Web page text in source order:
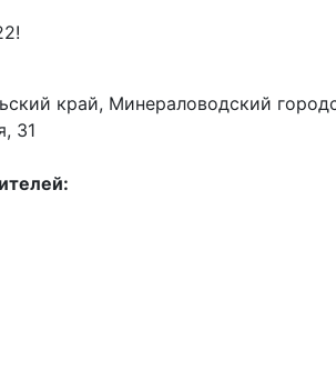
край, Минераловодский
31